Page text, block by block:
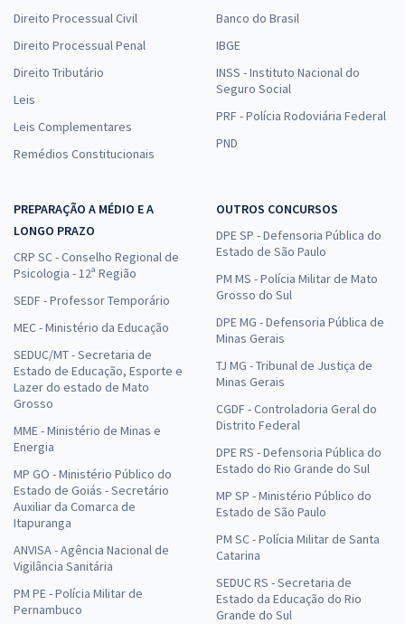
Direito Processual Civil
Direito Processual Penal
Direito Tributário
Leis
Leis Complementares
Remédios Constitucionais
Banco do Brasil
IBGE
INSS - Instituto Nacional do
Seguro Social
PRF - Polícia Rodoviária Federal
PND
PREPARAÇÃO A MÉDIO E A
LONGO PRAZO
CRP SC - Conselho Regional de
Psicologia - 12ª Região
SEDF - Professor Temporário
MEC - Ministério da Educação
SEDUC/MT - Secretaria de
Estado de Educação, Esporte e
Lazer do estado de Mato
Grosso
MME - Ministério de Minas e
Energia
MP GO - Ministério Público do
Estado de Goiás - Secretário
Auxiliar da Comarca de
Itapuranga
ANVISA - Agência Nacional de
Vigilância Sanitária
PM PE - Polícia Militar de
Pernambuco
OUTROS CONCURSOS
DPE SP - Defensoria Pública do
Estado de São Paulo
PM MS - Polícia Militar de Mato
Grosso do Sul
DPE MG - Defensoria Pública de
Minas Gerais
TJ MG - Tribunal de Justiça de
Minas Gerais
CGDF - Controladoria Geral do
Distrito Federal
DPE RS - Defensoria Pública do
Estado do Rio Grande do Sul
MP SP - Ministério Público do
Estado de São Paulo
PM SC - Polícia Militar de Santa
Catarina
SEDUC RS - Secretaria de
Estado da Educação do Rio
Grande do Sul